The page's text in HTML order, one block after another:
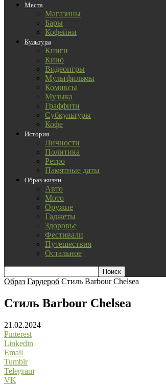
Места
Магазины
Бары
Кофейни
Культура
Книги
Кино
Видеоигры
Мультфильмы
Комиксы
Музыка
Граффити
Субкультуры
Кофе
История
Личности
Политика
Ретро
Памятные даты
Образ жизни
Авто
Мото
Оружие
Гаджеты
Здоровье
Фестивали
Путешествия
Остальное
Образ Гардероб Стиль Barbour Chelsea
Стиль Barbour Chelsea
21.02.2024
Pinterest
Linkedin
Email
Tumblr
Telegram
VK